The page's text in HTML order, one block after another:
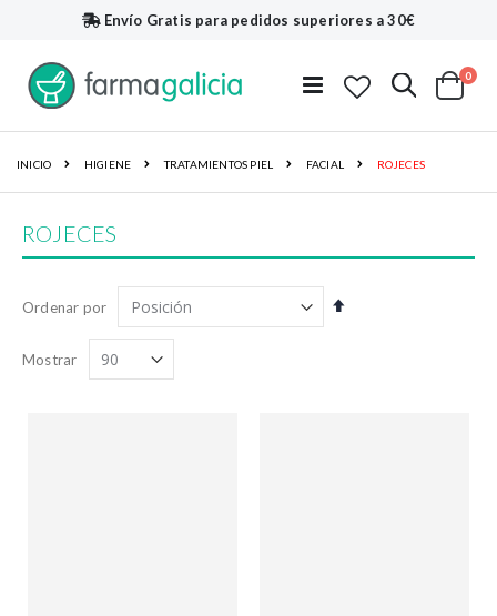
Envío Gratis para pedidos superiores a 30€
Buscar
Cart
0
INICIO HIGIENE TRATAMIENTOS PIEL FACIAL ROJECES
ROJECES
Ordenar por
Fijar
Mostrar